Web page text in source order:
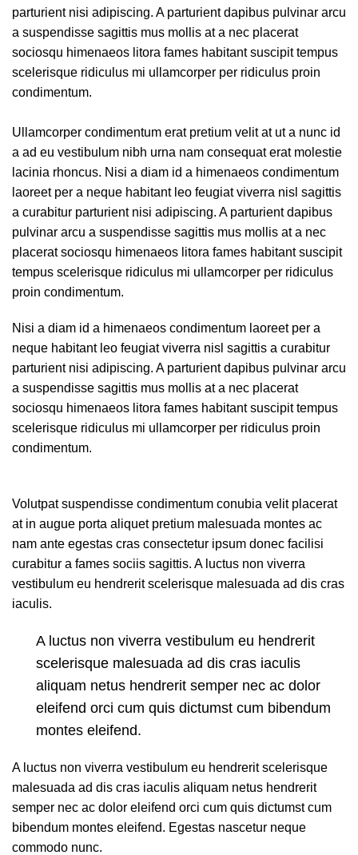
parturient nisi adipiscing. A parturient dapibus pulvinar arcu
a suspendisse sagittis mus mollis at a nec placerat
sociosqu himenaeos litora fames habitant suscipit tempus
scelerisque ridiculus mi ullamcorper per ridiculus proin
condimentum.
Ullamcorper condimentum erat pretium velit at ut a nunc id
a ad eu vestibulum nibh urna nam consequat erat molestie
lacinia rhoncus. Nisi a diam id a himenaeos condimentum
laoreet per a neque habitant leo feugiat viverra nisl sagittis
a curabitur parturient nisi adipiscing. A parturient dapibus
pulvinar arcu a suspendisse sagittis mus mollis at a nec
placerat sociosqu himenaeos litora fames habitant suscipit
tempus scelerisque ridiculus mi ullamcorper per ridiculus
proin condimentum.
Nisi a diam id a himenaeos condimentum laoreet per a
neque habitant leo feugiat viverra nisl sagittis a curabitur
parturient nisi adipiscing. A parturient dapibus pulvinar arcu
a suspendisse sagittis mus mollis at a nec placerat
sociosqu himenaeos litora fames habitant suscipit tempus
scelerisque ridiculus mi ullamcorper per ridiculus proin
condimentum.
Volutpat suspendisse condimentum conubia velit placerat
at in augue porta aliquet pretium malesuada montes ac
nam ante egestas cras consectetur ipsum donec facilisi
curabitur a fames sociis sagittis. A luctus non viverra
vestibulum eu hendrerit scelerisque malesuada ad dis cras
iaculis.
A luctus non viverra vestibulum eu hendrerit
scelerisque malesuada ad dis cras iaculis
aliquam netus hendrerit semper nec ac dolor
eleifend orci cum quis dictumst cum bibendum
montes eleifend.
A luctus non viverra vestibulum eu hendrerit scelerisque
malesuada ad dis cras iaculis aliquam netus hendrerit
semper nec ac dolor eleifend orci cum quis dictumst cum
bibendum montes eleifend. Egestas nascetur neque
commodo nunc.